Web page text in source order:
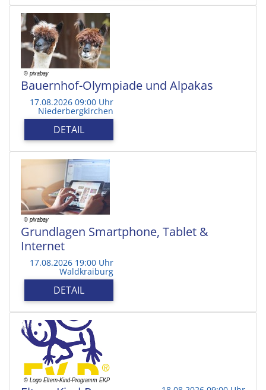
Bauernhof-Olympiade und Alpakas
17.08.2026 09:00 Uhr
Niederbergkirchen
DETAIL
Grundlagen Smartphone, Tablet &
Internet
17.08.2026 19:00 Uhr
Waldkraiburg
DETAIL